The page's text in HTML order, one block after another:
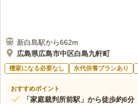
新白島駅から662m
広島県広島市中区白島九軒町
檀家になる必要なし 永代供養プランあり
おすすめポイント
「家庭裁判所前駅」から徒歩約6分